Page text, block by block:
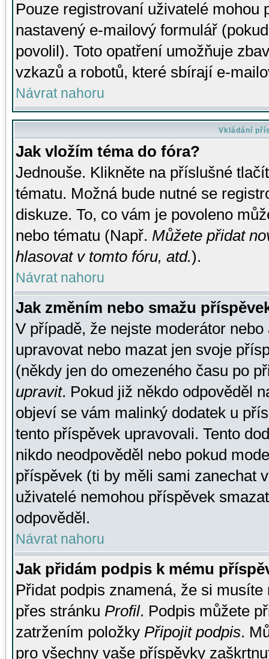
Pouze registrovaní uživatelé mohou
nastavený e-mailový formulář
povolil). Toto opatření umožňuje
vzkazů a robotů, které sbírají e-
Návrat nahoru
Vkládání
Jak vložím téma do fóra?
Jednouše. Klikněte na příslušné
tématu. Možná bude nutné se
diskuze. To, co vám je povoleno
nebo tématu (Např. Můžete přidat
hlasovat v tomto fóru, atd.).
Návrat nahoru
Jak změním nebo smažu
V případě, že nejste moderátor
upravovat nebo mazat jen svoje
(někdy jen do omezeného času po
upravit. Pokud již někdo odpověděl
objeví se vám malinký dodatek u
tento příspěvek upravovali. Tento
nikdo neodpověděl nebo pokud
příspěvek (ti by měli sami zanechat
uživatelé nemohou příspěvek
odpověděl.
Návrat nahoru
Jak přidám podpis k mému
Přidat podpis znamená, že si
přes stránku Profil. Podpis můžete
zatržením položky Připojit podpis.
pro všechny vaše příspěvky